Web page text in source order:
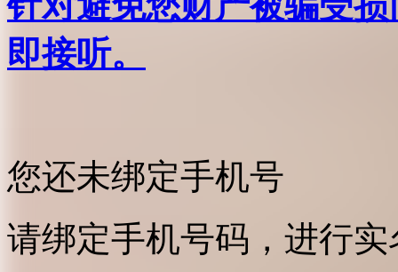
即接听。
您还未绑定手机号
请绑定手机号码，进行